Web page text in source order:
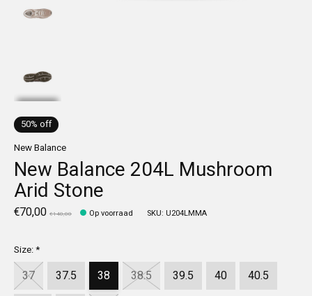
50% off
New Balance
New Balance 204L Mushroom
Arid Stone
€70,00 €140,00 Op voorraad SKU: U204LMMA
Size:*
37 37.5 38 38.5 39.5 40
40.5